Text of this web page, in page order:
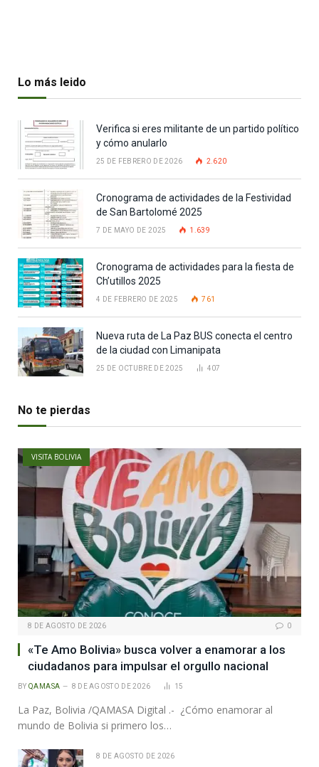
Lo más leido
Verifica si eres militante de un partido político
y cómo anularlo
25 DE FEBRERO DE 2026 2.620
Cronograma de actividades de la Festividad
de San Bartolomé 2025
7 DE MAYO DE 2025 1.639
Cronograma de actividades para la fiesta de
Ch’utillos 2025
4 DE FEBRERO DE 2025 761
Nueva ruta de La Paz BUS conecta el centro
de la ciudad con Limanipata
25 DE OCTUBRE DE 2025 407
No te pierdas
VISITA BOLIVIA
8 DE AGOSTO DE 2026 0
«Te Amo Bolivia» busca volver a enamorar a los
ciudadanos para impulsar el orgullo nacional
BY QAMASA 8 DE AGOSTO DE 2026 15
La Paz, Bolivia /QAMASA Digital .- ¿Cómo enamorar al
mundo de Bolivia si primero los…
8 DE AGOSTO DE 2026